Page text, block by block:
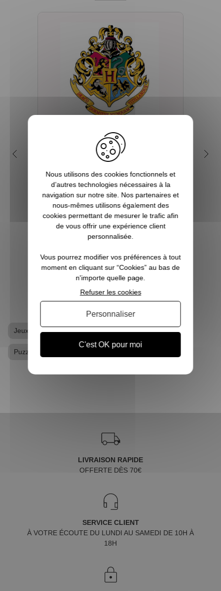
Quelles sont les 4 maisons
dans la saga Harry Potter ?
plus encore avec l’arrivée du film en 2001,
le phénomène Harry Potter a conquis la
culture mondiale. La Pottermania nous a
tous et toutes touchées. Qui n’a pas
attendu, fébrilement, le jour de s...
VOIR L'ARTICLE
Jeux Produits dérivés Harry Potter Puzzle
Puzzle Harry Potter
LIVRAISON RAPIDE
OFFERTE DÈS 70€
SERVICE CLIENT
À VOTRE ÉCOUTE DU LUNDI AU SAMEDI DE 10H À
18H
Nous utilisons des cookies fonctionnels et
d’autres technologies nécessaires à la
navigation sur notre site. Nos partenaires et
nous-mêmes utilisons également des
cookies permettant de mesurer le trafic afin
de vous offrir une expérience client
personnalisée.
Vous pourrez modifier vos préférences à tout
moment en cliquant sur “Cookies” au bas de
n'importe quelle page.
C'est OK pour moi
Refuser les cookies
Personnaliser